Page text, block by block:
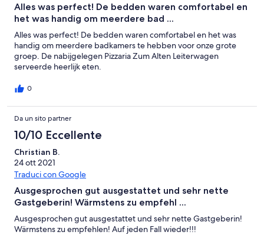
Alles was perfect! De bedden waren comfortabel en
het was handig om meerdere bad ...
Alles was perfect! De bedden waren comfortabel en het was
handig om meerdere badkamers te hebben voor onze grote
groep. De nabijgelegen Pizzaria Zum Alten Leiterwagen
serveerde heerlijk eten.
0
Da un sito partner
10/10 Eccellente
Christian B.
24 ott 2021
Traduci con Google
Ausgesprochen gut ausgestattet und sehr nette
Gastgeberin! Wärmstens zu empfehl ...
Ausgesprochen gut ausgestattet und sehr nette Gastgeberin!
Wärmstens zu empfehlen! Auf jeden Fall wieder!!!